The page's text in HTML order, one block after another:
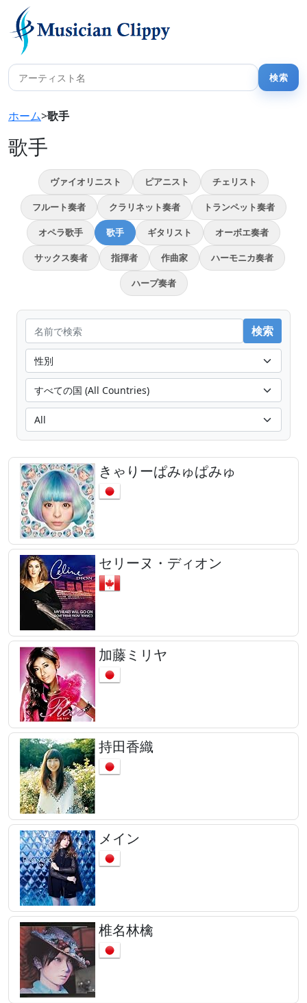
ホーム>歌手
歌手
ヴァイオリニスト ピアニスト チェリスト
フルート奏者 クラリネット奏者 トランペット奏者
オペラ歌手 歌手 ギタリスト オーボエ奏者
サックス奏者 指揮者 作曲家 ハーモニカ奏者
ハープ奏者
きゃりーぱみゅぱみゅ
セリーヌ・ディオン
加藤ミリヤ
持田香織
メイン
椎名林檎